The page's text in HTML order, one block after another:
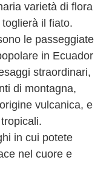
varietà di flora
il fiato.
le passeggiate
in Ecuador
straordinari,
di montagna,
vulcanica, e
in cui potete
nel cuore e